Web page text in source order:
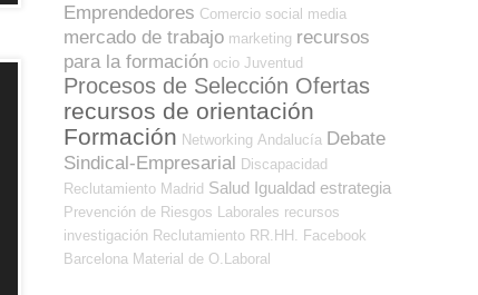
Emprendedores Comercio social media
mercado de trabajo marketing recursos
para la formación ocio Juventud
Procesos de Selección Ofertas
recursos de orientación
Formación Networking Andalucía Debate
Sindical-Empresarial Discapacidad
Reclutamiento Madrid Salud Igualdad estrategia
Prevención de Riesgos Laborales recursos
investigación Reclutamiento RR.HH.
Facebook
Barcelona Material de O.Laboral